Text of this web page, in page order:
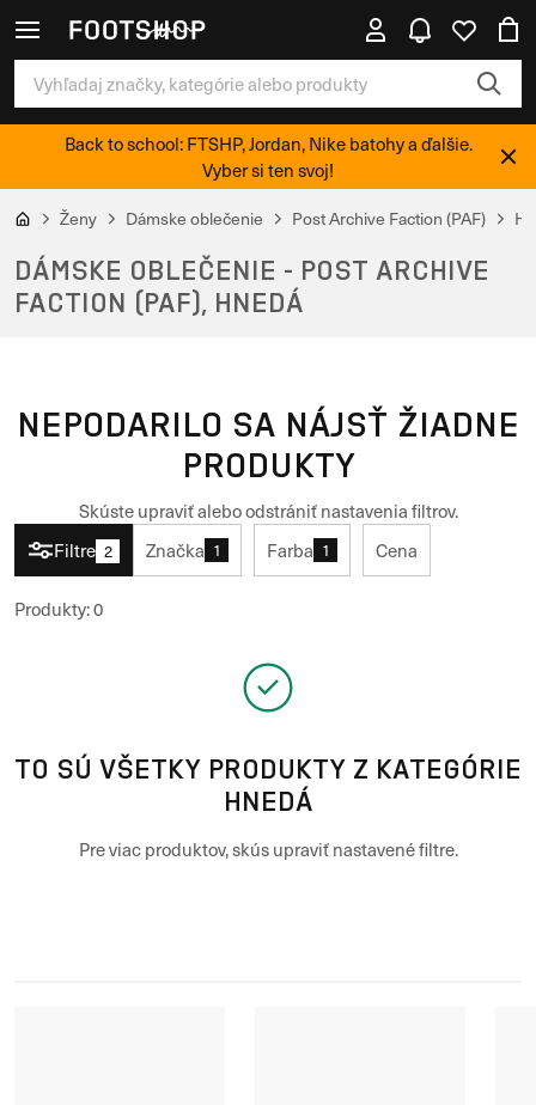
Back to school: FTSHP, Jordan, Nike batohy a ďalšie.
Vyber si ten svoj!
Ženy Dámske oblečenie Post Archive Faction (PAF)
DÁMSKE OBLEČENIE - POST ARCHIVE
FACTION (PAF), HNEDÁ
NEPODARILO SA NÁJSŤ ŽIADNE
PRODUKTY
Skúste upraviť alebo odstrániť nastavenia filtrov.
Filtre 2 Značka 1 Farba 1 Cena
Produkty:0
TO SÚ VŠETKY PRODUKTY Z KATEGÓRIE
HNEDÁ
Pre viac produktov, skús upraviť nastavené filtre.